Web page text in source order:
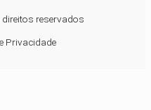
reservados
Privacidade